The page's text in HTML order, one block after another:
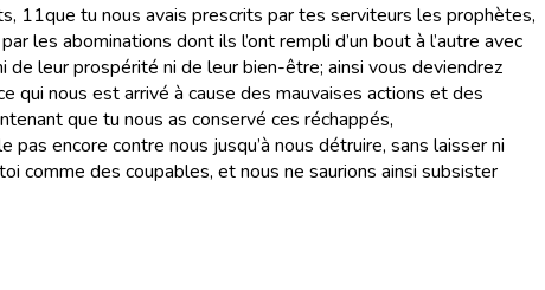
11que tu nous avais prescrits par tes serviteurs les prophètes,
les abominations dont ils l’ont rempli d’un bout à l’autre avec
leur prospérité ni de leur bien-être; ainsi vous deviendrez
qui nous est arrivé à cause des mauvaises actions et des
que tu nous as conservé ces réchappés,
encore contre nous jusqu’à nous détruire, sans laisser ni
comme des coupables, et nous ne saurions ainsi subsister